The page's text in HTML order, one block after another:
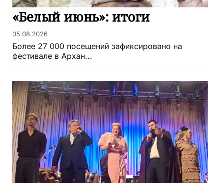
«Белый июнь»: итоги
05.08.2026
Более 27 000 посещений зафиксировано на
фестивале в Архан...